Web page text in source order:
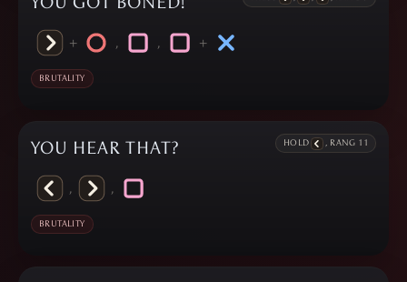
+ , , +
BRUTALITY
YOU HEAR THAT? HOLD , RANG 11
, ,
BRUTALITY